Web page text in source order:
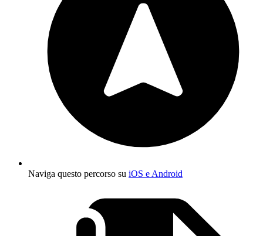
Naviga questo percorso su iOS e Android